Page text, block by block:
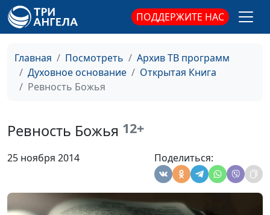
ПОДДЕРЖИТЕ НАС
Главная Посмотреть
Архив ТВ программ
Духовное основание
Открытая Книга
Ревность Божья
Ревность Божья 12+
25 ноября 2014 Поделиться:
Месть
Юлия Синицына,
Андрей Качалаба,
магистр богословия
Что такое соблазн?
Бог и мелочи жизни
Юлия Синицына,
Андрей Качалаба,
священнослужитель,